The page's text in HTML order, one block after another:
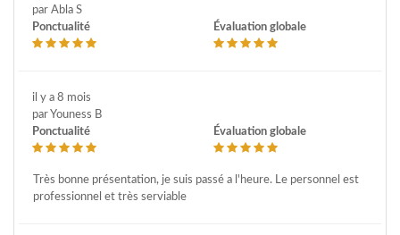
par Abla S
Ponctualité
Évaluation globale
il y a 8 mois
par Youness B
Ponctualité
Évaluation globale
Très bonne présentation, je suis passé a l'heure. Le personnel est
professionnel et très serviable